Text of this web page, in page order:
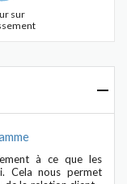
sur
à ce que les
Cela nous permet